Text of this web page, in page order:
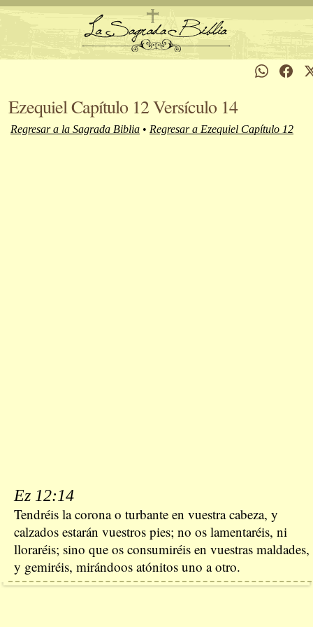
Ezequiel Capítulo 12 Versículo 14
Regresar a la Sagrada Biblia • Regresar a Ezequiel Capítulo 12
Ez 12:14
Tendréis la corona o turbante en vuestra cabeza, y
calzados estarán vuestros pies; no os lamentaréis, ni
lloraréis; sino que os consumiréis en vuestras maldades,
y gemiréis, mirándoos atónitos uno a otro.